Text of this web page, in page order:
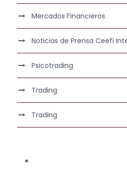
Mercados Financieros
Noticias de Prensa Ceefi
Psicotrading
Trading
Trading